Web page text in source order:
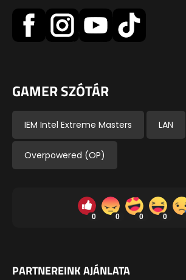
GAMER SZÓTÁR
IEM Intel Extreme Masters LAN
Overpowered (OP)
0 0 0 0
PARTNEREINK AJÁNLATA